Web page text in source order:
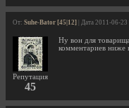
От: Suhe-Bator [45|12] | Дата 2011-06-
Репутация
45
Ну вон для
комментариев ниже